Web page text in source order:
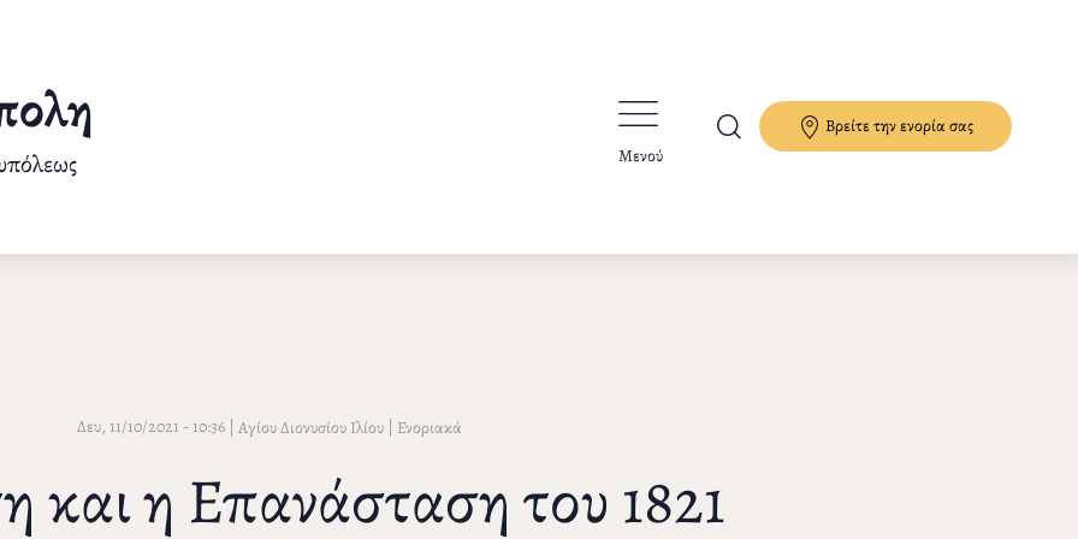
Μενού
Βρείτε την ενορία σας
Δευ, 11/10/2021 - 10:36 | Αγίου Διονυσίου Ιλίου | Ενοριακά
και η Επανάσταση του 1821